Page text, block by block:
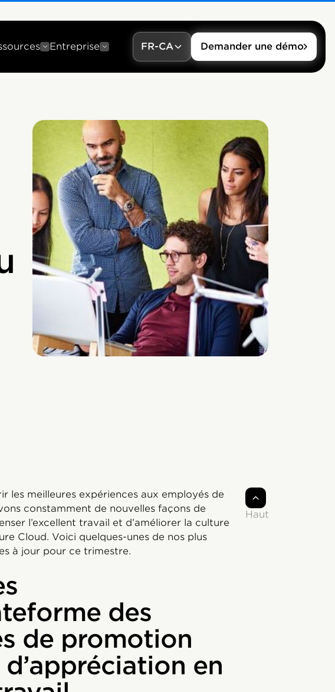
Entreprise FR-CA Demander une démo
les meilleures expériences aux employés de
constamment de nouvelles façons de
l’excellent travail et d’améliorer la culture
Cloud. Voici quelques-unes de nos plus
à jour pour ce trimestre.
des
de promotion
en
Haut